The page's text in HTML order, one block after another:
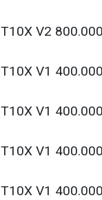
T10X V2
T10X V1
T10X V1
T10X V1
T10X V1